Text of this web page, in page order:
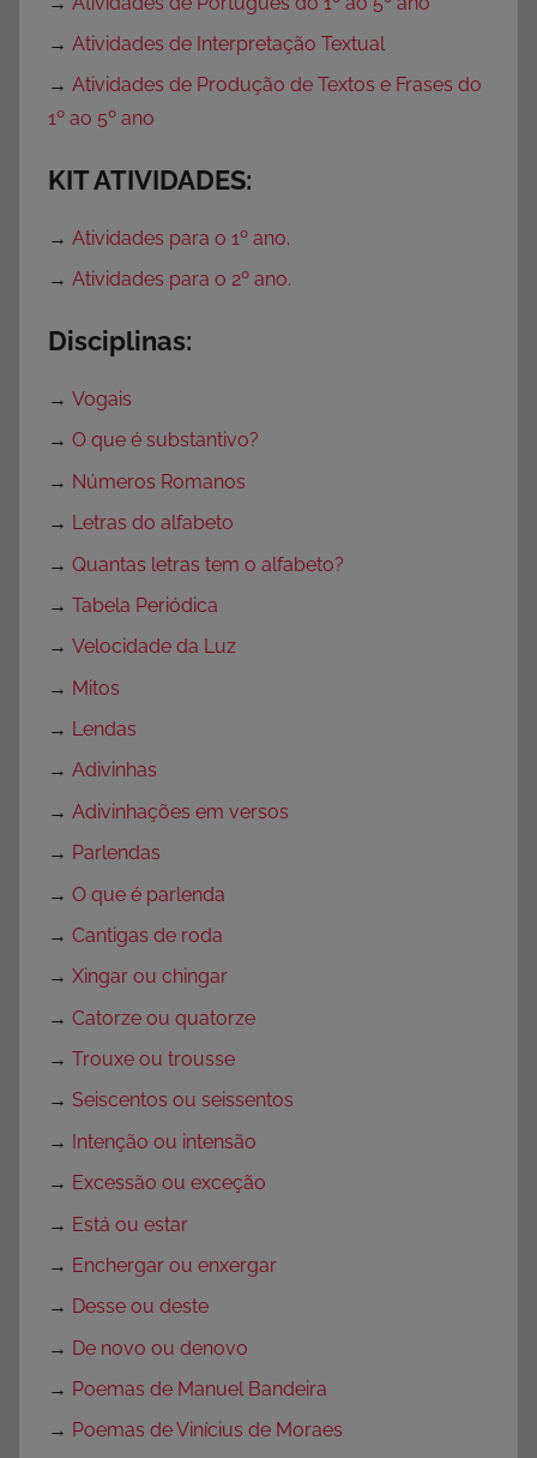
→ Atividades de Interpretação Textual
→ Atividades de Produção de Textos e Frases do
1º ao 5º ano
KIT ATIVIDADES:
→ Atividades para o 1º ano.
→ Atividades para o 2º ano.
Disciplinas:
→ Vogais
→ O que é substantivo?
→ Números Romanos
→ Letras do alfabeto
→ Quantas letras tem o alfabeto?
→ Tabela Periódica
→ Velocidade da Luz
→ Mitos
→ Lendas
→ Adivinhas
→ Adivinhações em versos
→ Parlendas
→ O que é parlenda
→ Cantigas de roda
→ Xingar ou chingar
→ Catorze ou quatorze
→ Trouxe ou trousse
→ Seiscentos ou seissentos
→ Intenção ou intensão
→ Excessão ou exceção
→ Está ou estar
→ Enchergar ou enxergar
→ Desse ou deste
→ De novo ou denovo
→ Poemas de Manuel Bandeira
→ Poemas de Vinícius de Moraes